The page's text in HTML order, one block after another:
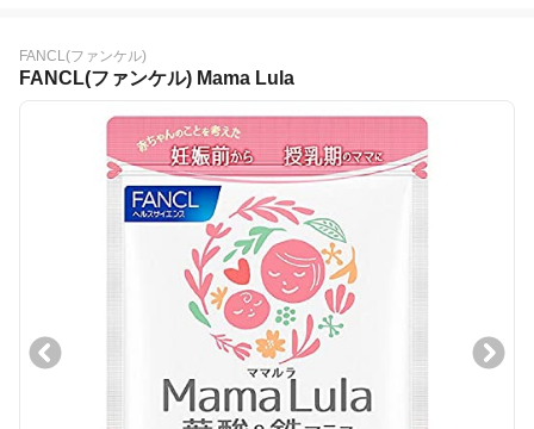
FANCL(ファンケル)
FANCL(ファンケル) Mama Lula